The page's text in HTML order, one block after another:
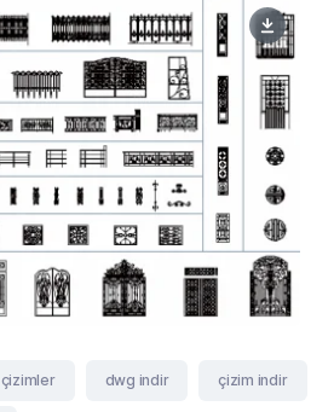
çizimler dwg indir çizim indir